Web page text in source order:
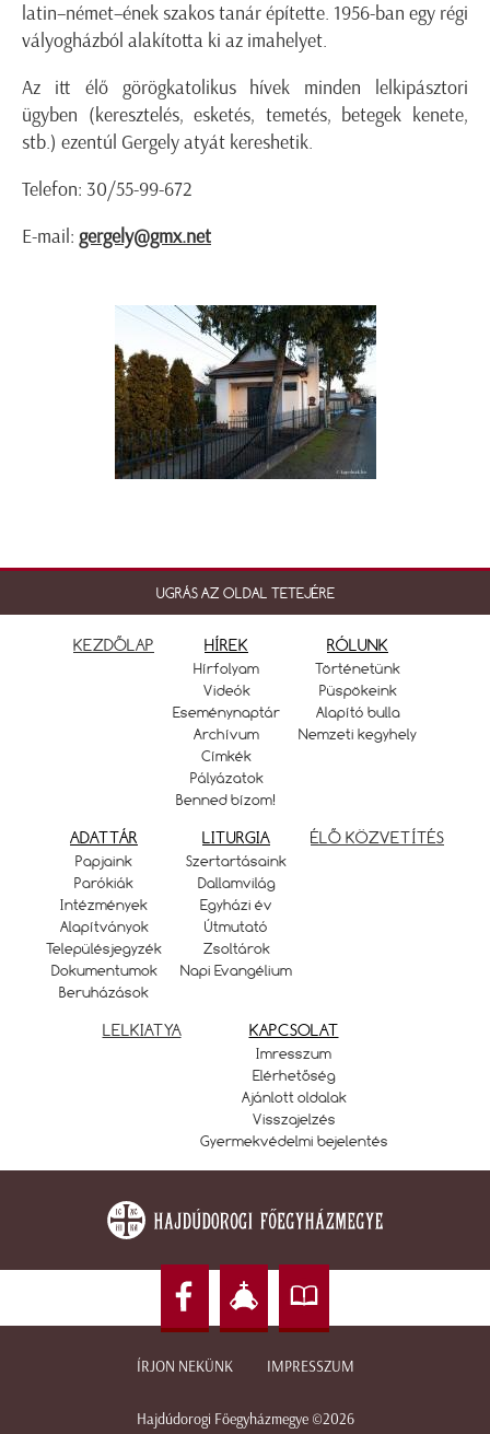
latin–német–ének szakos tanár építette. 1956-ban egy régi
vályogházból alakította ki az imahelyet.
Az itt élő görögkatolikus hívek minden lelkipásztori
ügyben (keresztelés, esketés, temetés, betegek kenete,
stb.) ezentúl Gergely atyát kereshetik.
Telefon: 30/55-99-672
E-mail: gergely@gmx.net
UGRÁS AZ OLDAL TETEJÉRE
KEZDŐLAP HÍREK
Hírfolyam
Videók
Eseménynaptár
Archívum
Címkék
Pályázatok
Benned bízom!
RÓLUNK
Történetünk
Püspökeink
Alapító bulla
Nemzeti kegyhely
ADATTÁR
Papjaink
Parókiák
Intézmények
Alapítványok
Településjegyzék
Dokumentumok
Beruházások
LITURGIA
Szertartásaink
Dallamvilág
Egyházi év
Útmutató
Zsoltárok
Napi Evangélium
ÉLŐ KÖZVETÍTÉS
LELKIATYA KAPCSOLAT
Imresszum
Elérhetőség
Ajánlott oldalak
Visszajelzés
Gyermekvédelmi bejelentés
ÍRJON NEKÜNK IMPRESSZUM
Hajdúdorogi Főegyházmegye ©2026